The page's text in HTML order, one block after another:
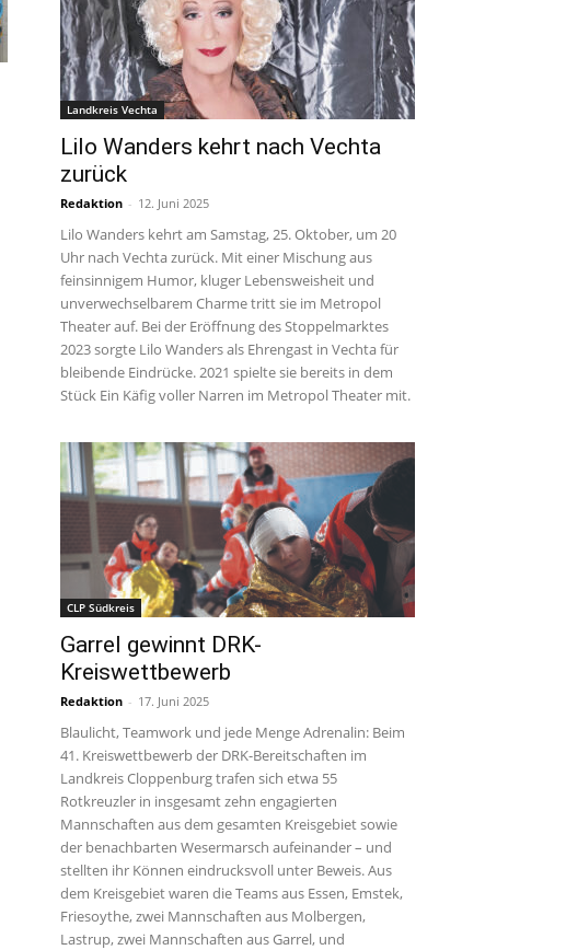
Landkreis Vechta
Lilo Wanders kehrt nach Vechta
zurück
Redaktion - 12. Juni 2025
Lilo Wanders kehrt am Samstag, 25. Oktober, um 20
Uhr nach Vechta zurück. Mit einer Mischung aus
feinsinnigem Humor, kluger Lebensweisheit und
unverwechselbarem Charme tritt sie im Metropol
Theater auf. Bei der Eröffnung des Stoppelmarktes
2023 sorgte Lilo Wanders als Ehrengast in Vechta für
bleibende Eindrücke. 2021 spielte sie bereits in dem
Stück Ein Käfig voller Narren im Metropol Theater mit.
CLP Südkreis
Garrel gewinnt DRK-
Kreiswettbewerb
Redaktion - 17. Juni 2025
Blaulicht, Teamwork und jede Menge Adrenalin: Beim
41. Kreiswettbewerb der DRK-Bereitschaften im
Landkreis Cloppenburg trafen sich etwa 55
Rotkreuzler in insgesamt zehn engagierten
Mannschaften aus dem gesamten Kreisgebiet sowie
der benachbarten Wesermarsch aufeinander – und
stellten ihr Können eindrucksvoll unter Beweis. Aus
dem Kreisgebiet waren die Teams aus Essen, Emstek,
Friesoythe, zwei Mannschaften aus Molbergen,
Lastrup, zwei Mannschaften aus Garrel, und